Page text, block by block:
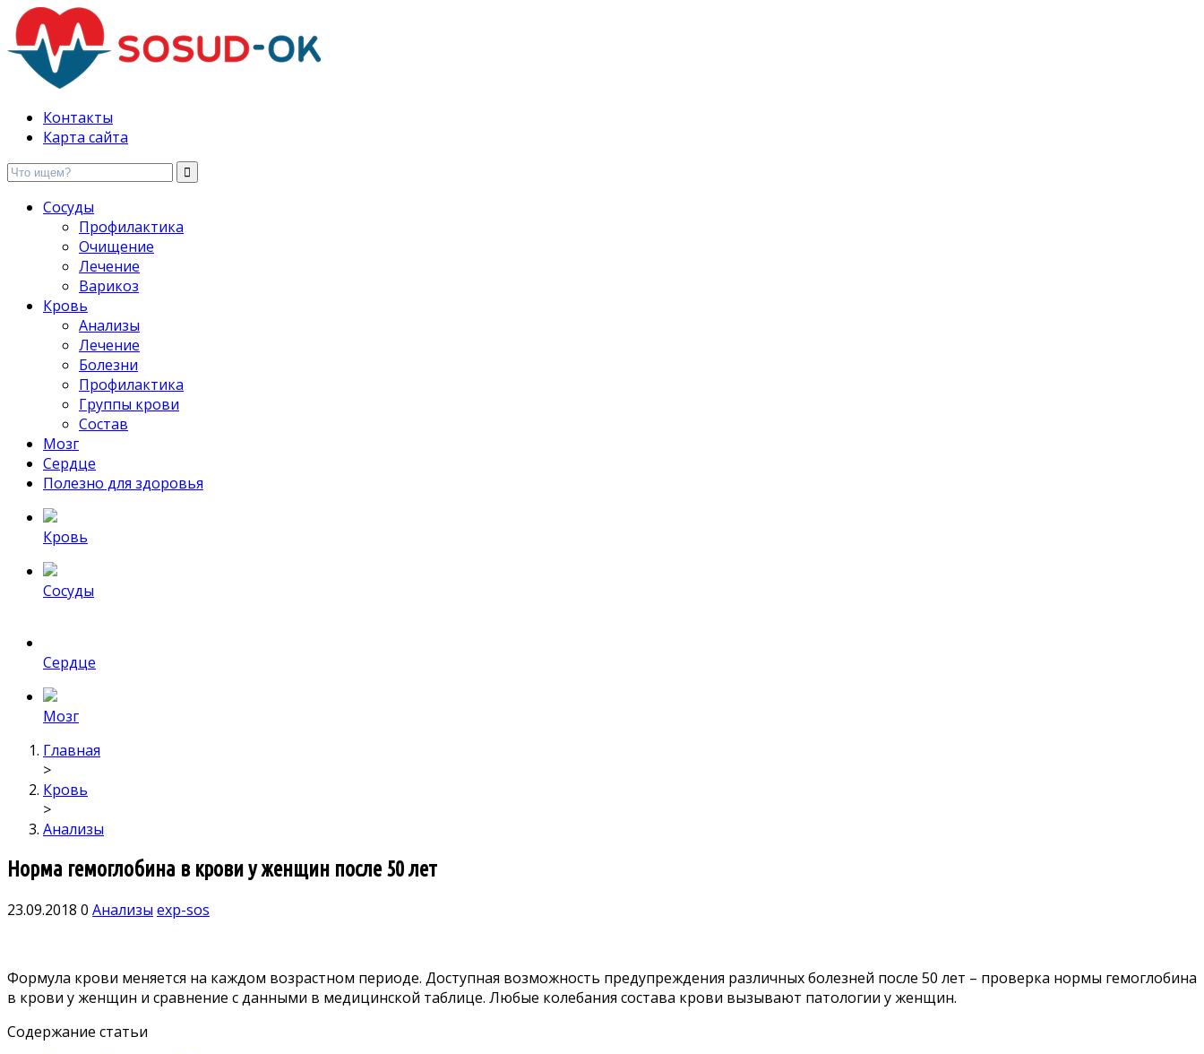
Здоровые сосуды, лечение и профилактика
Контакты
Карта сайта
Сосуды
Профилактика
Очищение
Лечение
Варикоз
Кровь
Анализы
Лечение
Болезни
Профилактика
Группы крови
Состав
Мозг
Сердце
Полезно для здоровья
Кровь
Сосуды
Сердце
Мозг
Главная
>
Кровь
>
Анализы
Норма гемоглобина в крови у женщин после 50 лет
23.09.2018 0 Анализы exp-sos
Формула крови меняется на каждом возрастном периоде. Доступная возможность предупреждения различных болезней после 50 лет – проверка нормы гемоглобина
в крови у женщин и сравнение с данными в медицинской таблице. Любые колебания состава крови вызывают патологии у женщин.
Содержание статьи